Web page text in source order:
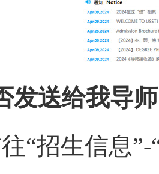
发送给我导
“招生信息